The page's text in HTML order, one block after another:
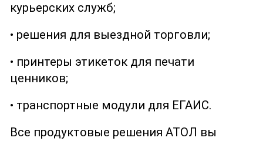
курьерских служб;
• решения для выездной торговли;
• принтеры этикеток для печати
ценников;
• транспортные модули для ЕГАИС.
Все продуктовые решения АТОЛ вы